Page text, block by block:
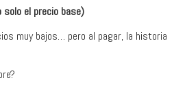
solo el precio base)
muy bajos… pero al pagar, la historia